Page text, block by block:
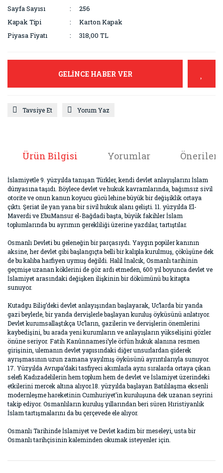
Sayfa Sayısı
256
Kapak Tipi
Karton Kapak
Piyasa Fiyatı
318,00 TL
GELİNCE HABER VER
Tavsiye Et Yorum Yaz
Ürün Bilgisi Yorumlar
İslamiyetle 9. yüzyılda tanışan Türkler, kendi devlet anlayışlarını İslam
dünyasına taşıdı. Böylece devlet ve hukuk kavramlarında, bağımsız sivil
otorite ve onun kanun koyucu gücü lehine büyük bir değişiklik ortaya
çıktı. Şeriat ile yan yana bir sivil hukuk alanı gelişti. 11. yüzyılda El-
Maverdi ve EbuMansur el-Bağdadi başta, büyük fakihler İslam
toplumlarında bu ayrımın gerekliliği üzerine yazdılar, tartıştılar.
Osmanlı Devleti bu geleneğin bir parçasıydı. Yaygın popüler kanının
aksine, her devlet gibi başlangıçta belli bir kalıpla kurulmuş, çöküşüne dek
de bu kalıba harfiyen uymuş değildi. Halil İnalcık, Osmanlı tarihinin
geçmişe uzanan köklerini de göz ardı etmeden, 600 yıl boyunca devlet ve
İslamiyet arasındaki değişken ilişkinin bir dökümünü bu kitapta
sunuyor.
Kutadgu Bilig’deki devlet anlayışından başlayarak, Uc’larda bir yanda
gazi beylerle, bir yanda dervişlerle başlayan kuruluş öyküsünü anlatıyor.
Devlet kurumsallaştıkça Uc’ların, gazilerin ve dervişlerin önemlerini
kaybedişini, bu arada yeni kurumların ve anlayışların yükselişini gözler
önüne seriyor. Fatih Kanûnnamesi’yle örfün hukuk alanına resmen
girişinin, ulemanın devlet yapısındaki diğer unsurlardan giderek
ayrışmasının uzun zamana yayılmış öyküsünü ayrıntılarıyla sunuyor.
17. Yüzyılda Avrupa’daki tasfiyeci akımlarla aynı sıralarda ortaya çıkan
selefi Kadızadelilerin hem toplum hem de devlet ve İslamiyet üzerindeki
etkilerini mercek altına alıyor.18. yüzyılda başlayan Batılılaşma eksenli
modernleşme hareketinin Cumhuriyet’in kuruluşuna dek uzanan seyrini
takip ediyor. Osmanlıların kuruluş yıllarından beri süren Hıristiyanlık
İslam tartışmalarını da bu çerçevede ele alıyor.
Osmanlı Tarihinde İslamiyet ve Devlet kadim bir meseleyi, usta bir
Osmanlı tarihçisinin kaleminden okumak isteyenler için.